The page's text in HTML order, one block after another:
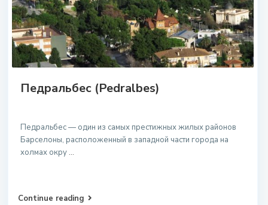
Педральбес (Pedralbes)
Педральбес — один из самых престижных жилых районов
Барселоны, расположенный в западной части города на
холмах окру ...
Continue reading